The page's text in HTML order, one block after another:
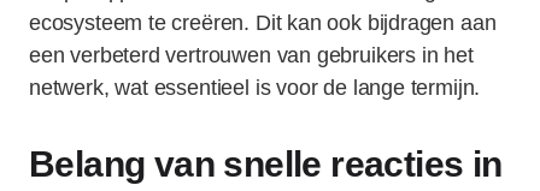
ecosysteem te creëren. Dit kan ook bijdragen aan
een verbeterd vertrouwen van gebruikers in het
netwerk, wat essentieel is voor de lange termijn.
Belang van snelle reacties in